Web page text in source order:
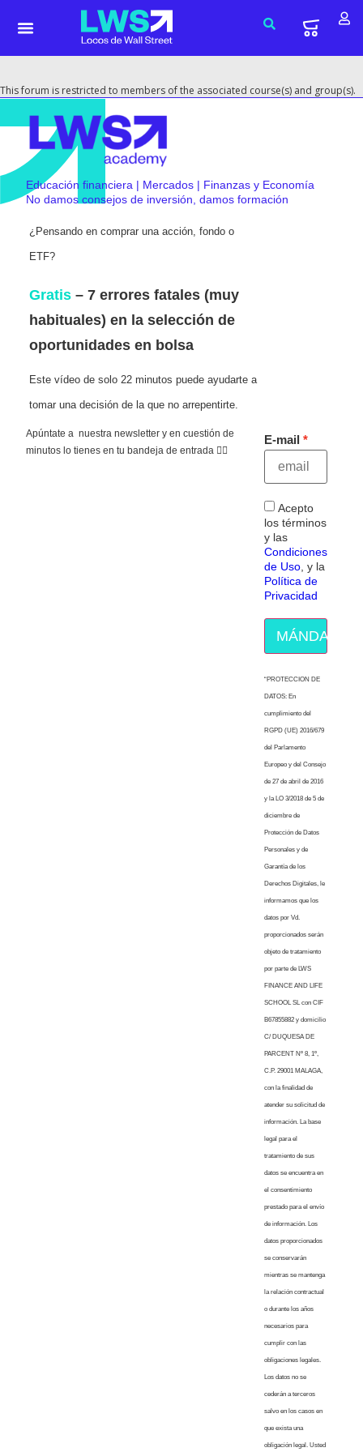
This forum is restricted to members of the associated course(s) and group(s).
Educación financiera | Mercados | Finanzas y Economía
No damos consejos de inversión, damos formación
¿Pensando en comprar una acción, fondo o
ETF?
Gratis – 7 errores fatales (muy
habituales) en la selección de
oportunidades en bolsa
Este vídeo de solo 22 minutos puede ayudarte a
tomar una decisión de la que no arrepentirte.
Apúntate a nuestra newsletter y en cuestión de
minutos lo tienes en tu bandeja de entrada 👇🏻
E-mail
Acepto
los términos
y las
Condiciones
de Uso, y la
Política de
Privacidad
MÁNDAME
“PROTECCION DE
DATOS: En
cumplimiento del
RGPD (UE) 2016/679
del Parlamento
Europeo y del Consejo
de 27 de abril de 2016
y la LO 3/2018 de 5 de
diciembre de
Protección de Datos
Personales y de
Garantía de los
Derechos Digitales, le
informamos que los
datos por Vd.
proporcionados serán
objeto de tratamiento
por parte de LWS
FINANCE AND LIFE
SCHOOL SL con CIF
B67855882 y domicilio
C/ DUQUESA DE
PARCENT Nº 8, 1º,
C.P. 29001 MALAGA,
con la finalidad de
atender su solicitud de
información. La base
legal para el
tratamiento de sus
datos se encuentra en
el consentimiento
prestado para el envío
de información. Los
datos proporcionados
se conservarán
mientras se mantenga
la relación contractual
o durante los años
necesarios para
cumplir con las
obligaciones legales.
Los datos no se
cederán a terceros
salvo en los casos en
que exista una
obligación legal. Usted